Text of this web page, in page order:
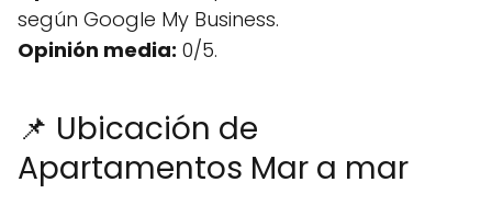
según Google My Business.
Opinión media: 0/5.
📌 Ubicación de
Apartamentos Mar a mar